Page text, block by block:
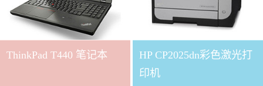
ThinkPad T440 笔记本
HP CP2025dn彩色激光打
印机